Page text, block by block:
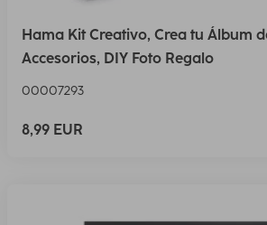
Hama Kit Creativo, Crea tu Álbum
Accesorios, DIY Foto Regalo
00007293
8,99 EUR